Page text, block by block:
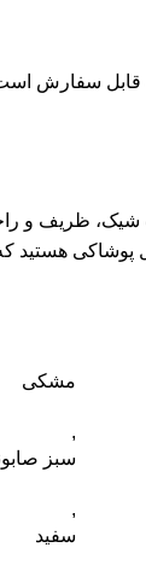
قابل سفارش
ظریف و
پوشاکی
مشکی
,
سبز
,
سفید